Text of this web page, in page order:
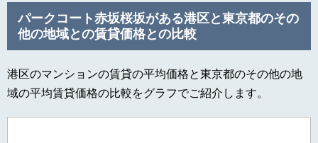
パークコート赤坂桜坂がある港区と東京都のその
他の地域との賃貸価格との比較
港区のマンションの賃貸の平均価格と東京都のその他の地
域の平均賃貸価格の比較をグラフでご紹介します。